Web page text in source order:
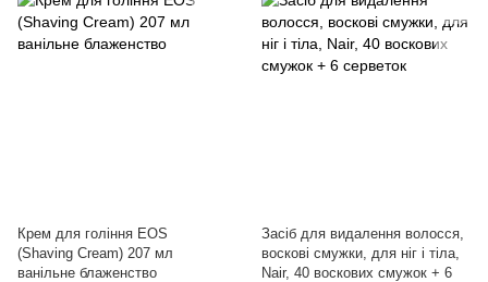
Крем для гоління EOS
(Shaving Cream) 207 мл
ванільне блаженство
Засіб для видалення волосся,
воскові смужки, для ніг і тіла,
Nair, 40 воскових смужок + 6